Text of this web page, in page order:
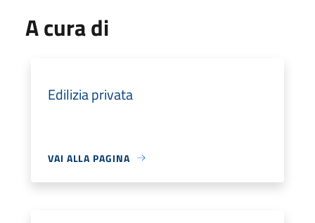
A cura di
Edilizia privata
VAI ALLA PAGINA